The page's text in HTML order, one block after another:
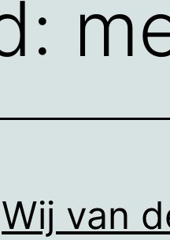
Wij van